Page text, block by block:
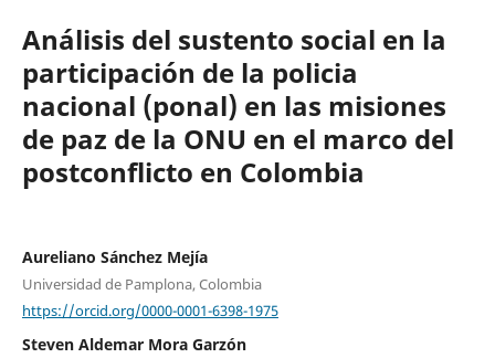
Análisis del sustento social en la
participación de la policia
nacional (ponal) en las misiones
de paz de la ONU en el marco del
postconflicto en Colombia
Aureliano Sánchez Mejía
Universidad de Pamplona, Colombia
https://orcid.org/0000-0001-6398-1975
Steven Aldemar Mora Garzón